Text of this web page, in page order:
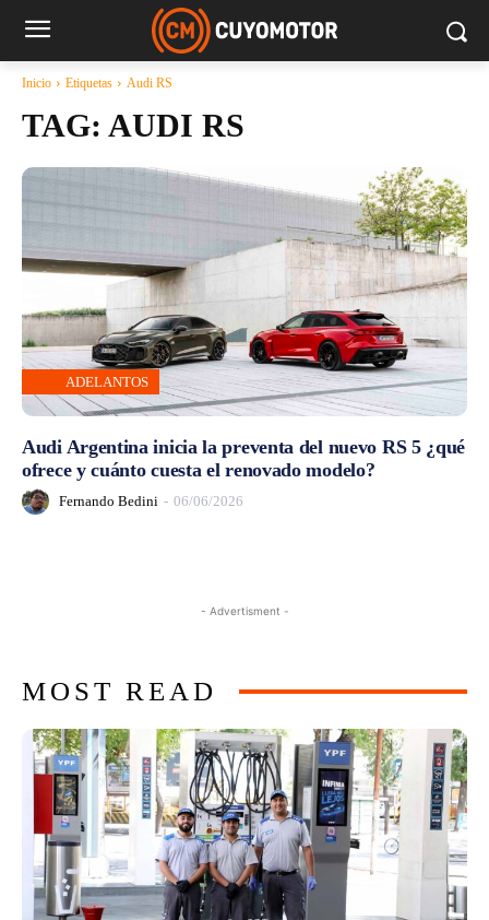
Inicio Etiquetas Audi RS
TAG: AUDI RS
ADELANTOS
Audi Argentina inicia la preventa del nuevo RS 5 ¿qué
ofrece y cuánto cuesta el renovado modelo?
Fernando Bedini - 06/06/2026
- Advertisment -
MOST READ